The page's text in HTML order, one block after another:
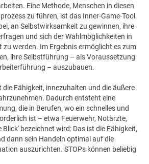
Eine Methode, Menschen in diesen
zu führen, ist das Inner-Game-Tool
an Selbstwirksamkeit zu gewinnen, ihre
und sich der Wahlmöglichkeiten in
werden. Im Ergebnis ermöglicht es zum
ihre Selbstführung – als Voraussetzung
– auszubauen.
die Fähigkeit, innezuhalten und die äußere
Dadurch entsteht eine
die in Berufen, wo ein schnelles und
ist – etwa Feuerwehr, Notärzte,
Blick' bezeichnet wird: Das ist die Fähigkeit,
dann sein Handeln optimal auf die
auszurichten. STOPs können beliebig